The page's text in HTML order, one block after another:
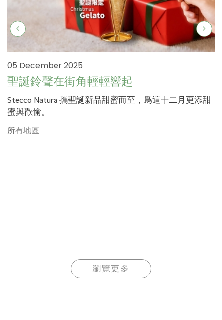
05 December 2025
聖誕鈴聲在街角輕輕響起
Stecco Natura 攜聖誕新品甜蜜而至，爲這十二月更添甜
蜜與歡愉。
所有地區
瀏覽更多